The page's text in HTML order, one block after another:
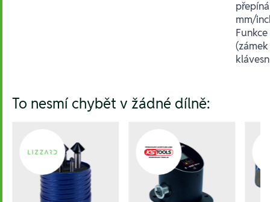
mm/
(zámek
To nesmí chybět v žádné dílně: